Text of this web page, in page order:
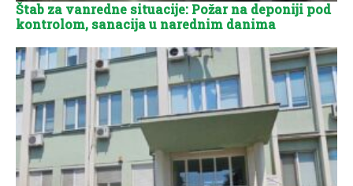
Štab za vanredne situacije: Požar na deponiji pod
kontrolom, sanacija u narednim danima